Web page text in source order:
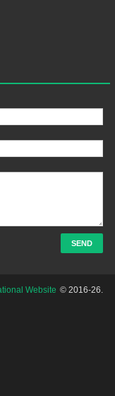
Website © 2016-26.